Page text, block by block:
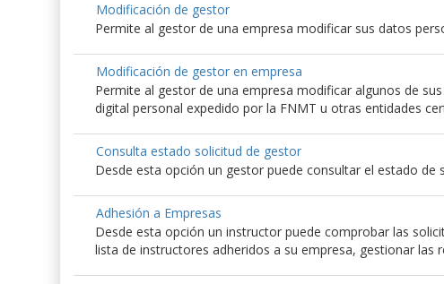
Modificación de gestor
Permite al gestor de una empresa modificar sus datos
Modificación de gestor en empresa
Permite al gestor de una empresa modificar algunos de
digital personal expedido por la FNMT u otras entidades
Consulta estado solicitud de gestor
Desde esta opción un gestor puede consultar el estado de
Adhesión a Empresas
Desde esta opción un instructor puede comprobar las
lista de instructores adheridos a su empresa, gestionar las